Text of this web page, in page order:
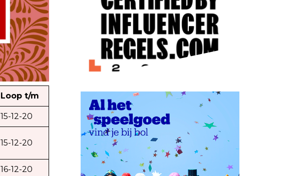
Loop t/m
15-12-20
15-12-20
16-12-20